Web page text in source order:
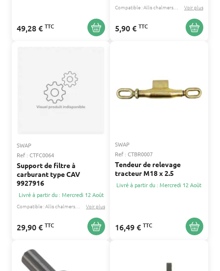
49,28 € TTC
Compatible : Allis chalmers David brown...
Voir plus
5,90 € TTC
SWAP
Ref : CTFC0064
Support de filtre à
carburant type CAV
9927916
Livré à partir du : Mercredi 12 Août
Compatible : David brown
Voir plus
29,90 € TTC
SWAP
Ref : CTBR0007
Tendeur de relevage
tracteur M18 x 2.5
Livré à partir du : Mercredi 12 Août
16,49 € TTC